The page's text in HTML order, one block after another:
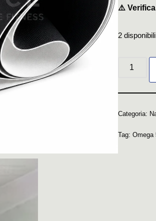
⚠️ Verifica
2 disponibili
Categoria:
Tag: Omega